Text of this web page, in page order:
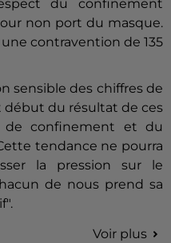
du confinement
non port du masque.
contravention de 135
sensible des chiffres de
début du résultat de ces
de confinement et du
tendance ne pourra
la pression sur le
de nous prend sa
Voir plus